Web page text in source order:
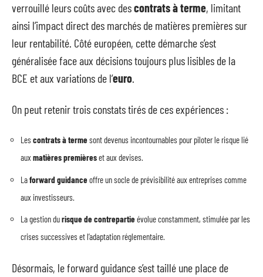
verrouillé leurs coûts avec descontrats à terme, limitant
ainsi l’impact direct des marchés de matières premières sur
leur rentabilité. Côté européen, cette démarche s’est
généralisée face aux décisions toujours plus lisibles de la
BCE et aux variations de l’euro.
On peut retenir trois constats tirés de ces expériences :
Les contrats à termesont devenus incontournables pour piloter le risque lié
auxmatières premièreset aux devises.
Laforward guidanceoffre un socle de prévisibilité aux entreprises comme
aux investisseurs.
La gestion durisque de contrepartieévolue constamment, stimulée par les
crises successives et l’adaptation réglementaire.
Désormais, le forward guidance s’est taillé une place de